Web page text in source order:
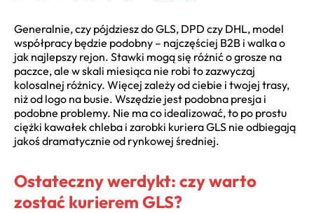
Generalnie, czy pójdziesz do GLS, DPD czy DHL, model
współpracy będzie podobny – najczęściej B2B i walka o
jak najlepszy rejon. Stawki mogą się różnić o grosze na
paczce, ale w skali miesiąca nie robi to zazwyczaj
kolosalnej różnicy. Więcej zależy od ciebie i twojej trasy,
niż od logo na busie. Wszędzie jest podobna presja i
podobne problemy. Nie ma co idealizować, to po prostu
ciężki kawałek chleba i zarobki kuriera GLS nie odbiegają
jakoś dramatycznie od rynkowej średniej.
Ostateczny werdykt: czy warto
zostać kurierem GLS?